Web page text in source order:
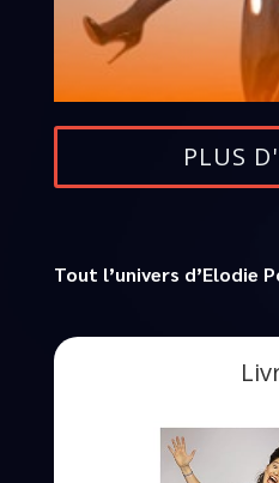
PLUS
Tout l’univers d’Elodie